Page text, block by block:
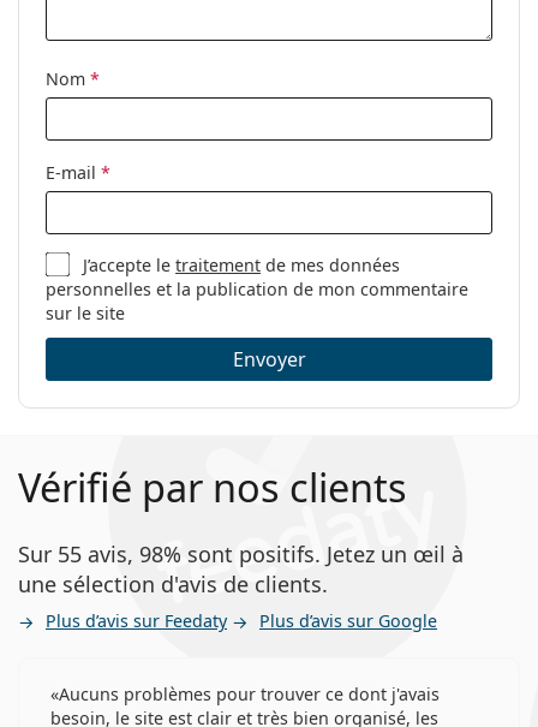
Nom *
E-mail *
J’accepte letraitement de mes données
personnelles et la publication de mon commentaire
sur le site
Envoyer
Vérifié par nos clients
Sur 55 avis, 98% sont positifs. Jetez un œil à
une sélection d'avis de clients.
Plus d’avis sur Feedaty Plus d’avis sur Google
Aucuns problèmes pour trouver ce dont j'avais
besoin, le site est clair et très bien organisé, les